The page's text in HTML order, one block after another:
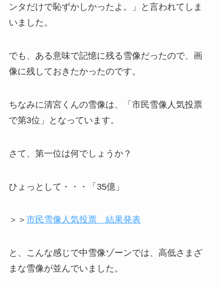
ンタだけで恥ずかしかったよ。」と言われてしま
いました。
でも、ある意味で記憶に残る雪像だったので、画
像に残しておきたかったのです。
ちなみに清宮くんの雪像は、「市民雪像人気投票
で第3位」となっています。
さて、第一位は何でしょうか？
ひょっとして・・・「35億」
＞＞ 市民雪像人気投票 結果発表
と、こんな感じで中雪像ゾーンでは、高低さまざ
まな雪像が並んでいました。